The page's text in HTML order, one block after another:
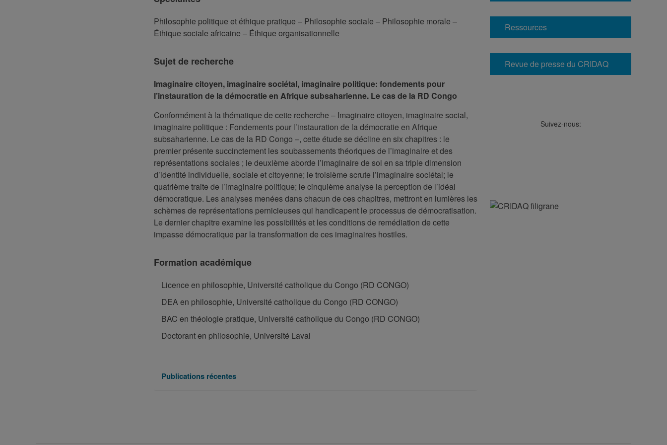
Philosophie politique et éthique pratique – Philosophie sociale – Philosophie morale –
Éthique sociale africaine – Éthique organisationnelle
Sujet de recherche
Imaginaire citoyen, imaginaire sociétal, imaginaire politique: fondements pour
l’instauration de la démocratie en Afrique subsaharienne. Le cas de la RD Congo
Conformément à la thématique de cette recherche – Imaginaire citoyen, imaginaire social,
imaginaire politique : Fondements pour l’instauration de la démocratie en Afrique
subsaharienne. Le cas de la RD Congo –, cette étude se décline en six chapitres : le
premier présente succinctement les soubassements théoriques de l’imaginaire et des
représentations sociales ; le deuxième aborde l’imaginaire de soi en sa triple dimension
d’identité individuelle, sociale et citoyenne; le troisième scrute l’imaginaire sociétal; le
quatrième traite de l’imaginaire politique; le cinquième analyse la perception de l’idéal
démocratique. Les analyses menées dans chacun de ces chapitres, mettront en lumières les
schèmes de représentations pernicieuses qui handicapent le processus de démocratisation.
Le dernier chapitre examine les possibilités et les conditions de remédiation de cette
impasse démocratique par la transformation de ces imaginaires hostiles.
Formation académique
Licence en philosophie, Université catholique du Congo (RD CONGO)
DEA en philosophie, Université catholique du Congo (RD CONGO)
BAC en théologie pratique, Université catholique du Congo (RD CONGO)
Doctorant en philosophie, Université Laval
Publications récentes
Ressources
Revue de presse du CRIDAQ
Suivez-nous: